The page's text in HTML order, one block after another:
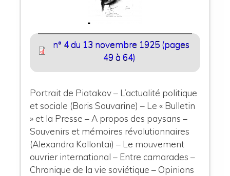
n° 4 du 13 novembre 1925 (pages
49 à 64)
Portrait de Piatakov – L’actualité politique
et sociale (Boris Souvarine) – Le « Bulletin
» et la Presse – A propos des paysans –
Souvenirs et mémoires révolutionnaires
(Alexandra Kollontaï) – Le mouvement
ouvrier international – Entre camarades –
Chronique de la vie soviétique – Opinions